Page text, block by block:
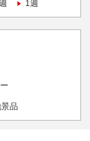
1週
品